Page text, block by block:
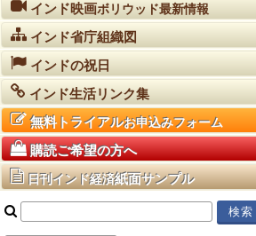
インド映画ボリウッド最新情報
インド省庁組織図
インドの祝日
インド生活リンク集
無料トライアルお申込みフォーム
購読ご希望の方へ
日刊インド経済紙面サンプル